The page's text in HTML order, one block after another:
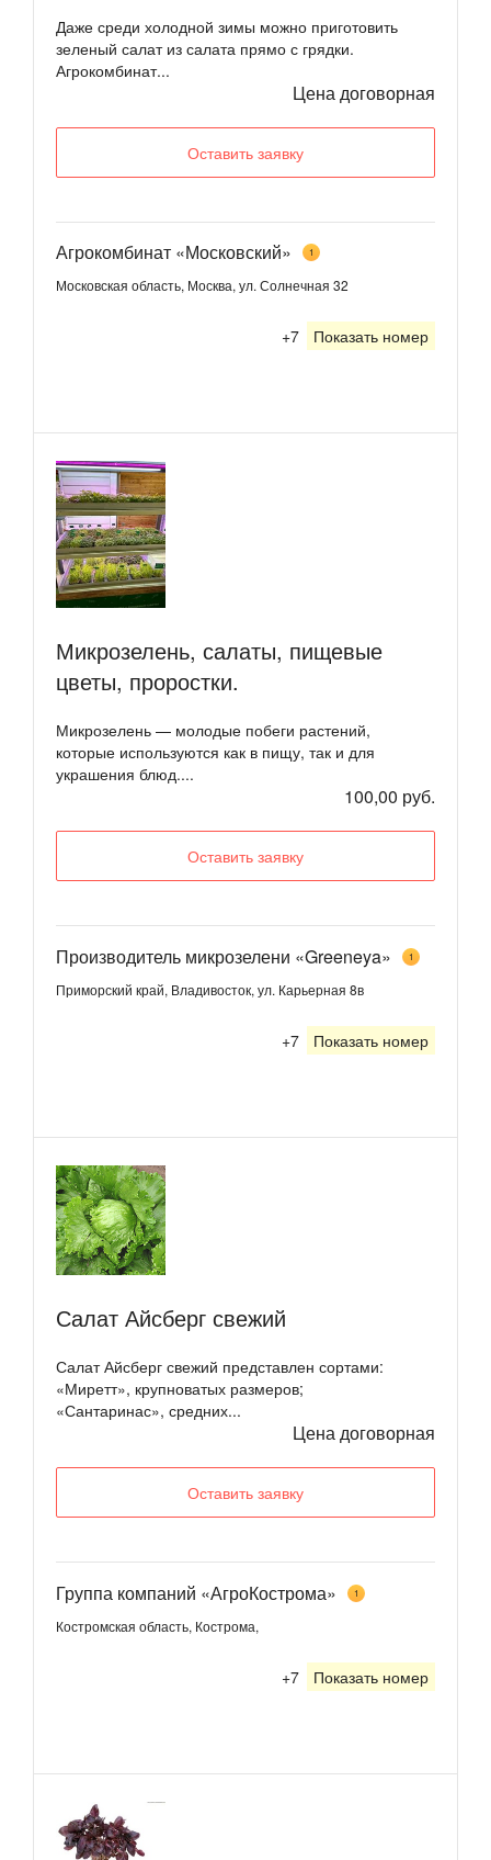
Даже среди холодной зимы можно приготовить
зеленый салат из салата прямо с грядки.
Агрокомбинат...
Цена договорная
Оставить заявку
Агрокомбинат «Московский» 1
Московская область, Москва, ул. Солнечная 32
+7 Показать номер
Микрозелень, салаты, пищевые
цветы, проростки.
Микрозелень — молодые побеги растений,
которые используются как в пищу, так и для
украшения блюд....
100,00 руб.
Оставить заявку
Производитель микрозелени «Greeneya» 1
Приморский край, Владивосток, ул. Карьерная 8в
+7 Показать номер
Салат Айсберг свежий
Салат Айсберг свежий представлен сортами:
«Миретт», крупноватых размеров;
«Сантаринас», средних...
Цена договорная
Оставить заявку
Группа компаний «АгроКострома» 1
Костромская область, Кострома,
+7 Показать номер